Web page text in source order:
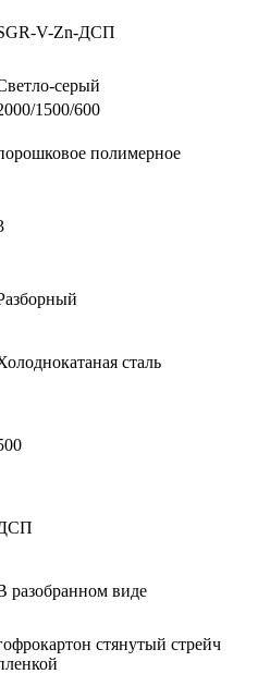
V-Zn-ДСП
серый
1500/600
полимерное
сталь
разобранном виде
стянутый стрейч